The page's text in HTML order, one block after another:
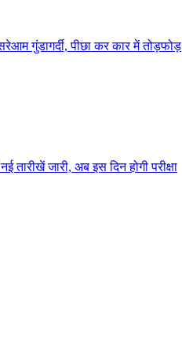
गुंडागर्दी, पीछा कर कार में तोड़फोड़
तारीखें जारी, अब इस दिन होगी परीक्षा